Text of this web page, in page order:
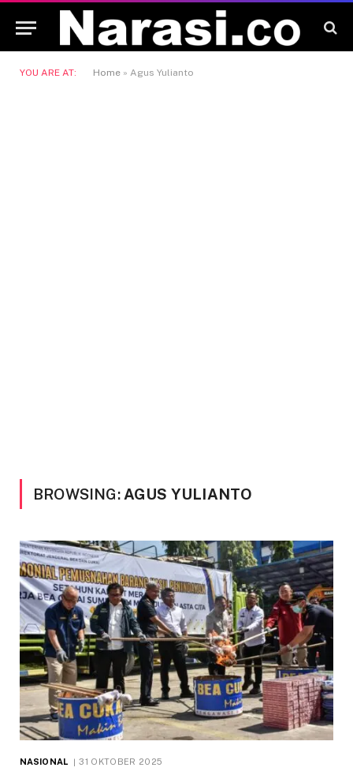
YOU ARE AT: Home » Agus Yulianto
BROWSING: AGUS YULIANTO
NASIONAL 31 OKTOBER 2025